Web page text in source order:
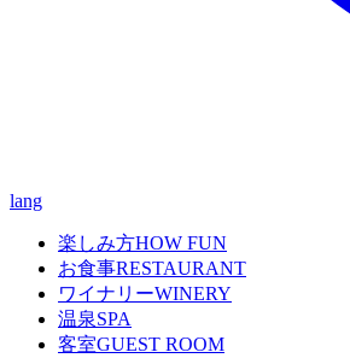
lang
楽しみ方HOW FUN
お食事RESTAURANT
ワイナリーWINERY
温泉SPA
客室GUEST ROOM